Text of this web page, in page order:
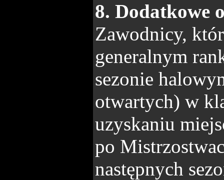
8. Dodatkowe
Zawodnicy,
generalnym
sezonie
otwartych) w
uzyskaniu
po
następnych